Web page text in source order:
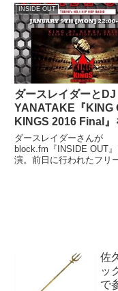
手がけた日本語ラップア
トや楽曲を通して、佐藤
跡と功績を振り返りまし
木信）どうもこんばんは
INSIDE OUT
ダースレイダーとDJ
YANATAKE『KING
KINGS 2016 Final』
る
ダースレイダーさんが
block.fm『INSIDE OUT』
演。前日に行われたフリ
佐
ッ
で